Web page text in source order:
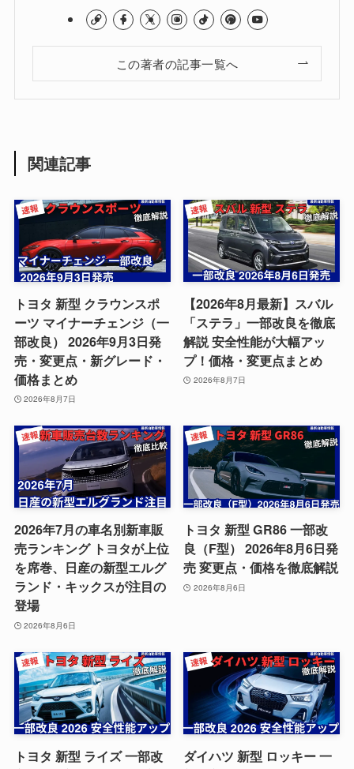
この著者の記事一覧へ
関連記事
トヨタ 新型 クラウンスポ
ーツ マイナーチェンジ（一
部改良） 2026年9月3日発
売・変更点・新グレード・
価格まとめ
2026年8月7日
【2026年8月最新】スバル
「ステラ」一部改良を徹底
解説 安全性能が大幅アッ
プ！価格・変更点まとめ
2026年8月7日
2026年7月の車名別新車販
売ランキング トヨタが上位
を席巻、日産の新型エルグ
ランド・キックスが注目の
登場
2026年8月6日
トヨタ 新型 GR86 一部改
良（F型） 2026年8月6日発
売 変更点・価格を徹底解説
2026年8月6日
トヨタ 新型 ライズ 一部改
ダイハツ 新型 ロッキー 一